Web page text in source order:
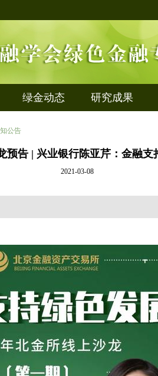
绿金动态 研究成果
公告
预告 | 兴业银行陈亚芹：金融支
2021-03-08